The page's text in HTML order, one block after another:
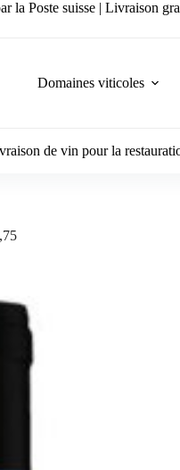
la Poste suisse | Livraison
Domaines viticoles
de vin pour la